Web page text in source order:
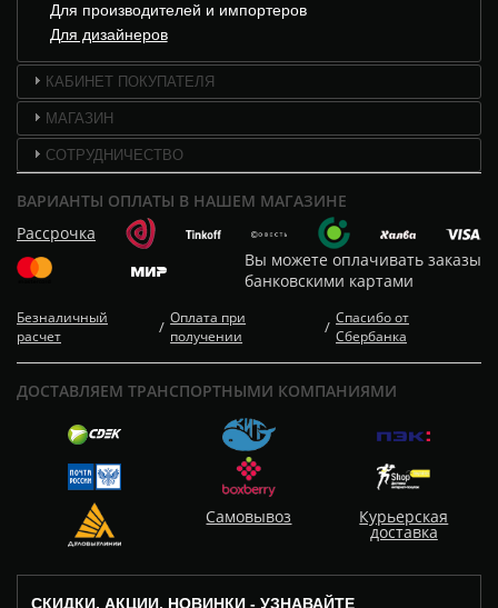
Для производителей и импортеров
Для дизайнеров
КАБИНЕТ ПОКУПАТЕЛЯ
МАГАЗИН
СОТРУДНИЧЕСТВО
ВАРИАНТЫ ОПЛАТЫ В НАШЕМ МАГАЗИНЕ
Рассрочка
Вы можете оплачивать заказы
банковскими картами
Безналичный
расчет
/ Оплата при
получении
/ Спасибо от
Сбербанка
СКИДКИ, АКЦИИ, НОВИНКИ - УЗНАВАЙТЕ
ДОСТАВЛЯЕМ ТРАНСПОРТНЫМИ КОМПАНИЯМИ
Самовывоз Курьерская
доставка